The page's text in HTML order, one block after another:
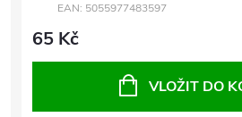
EAN: 5055977483597
65 Kč
VLOŽIT DO